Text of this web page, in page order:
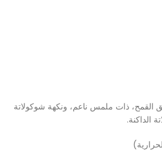
ذات ملمس ناعم، ونكهة شوكولاتة
الداكنة.